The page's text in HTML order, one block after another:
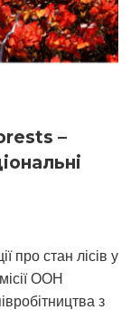
–
про стан лісів у
ООН
з